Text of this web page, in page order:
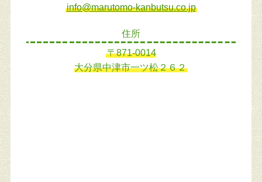
info@marutomo-kanbutsu.co.jp
住所
〒871-0014
大分県中津市一ツ松２６２